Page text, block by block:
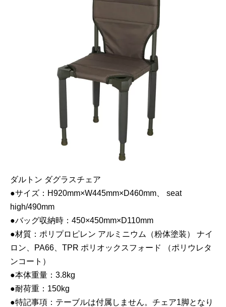
ダルトン ダグラスチェア
●サイズ：H920mm×W445mm×D460mm、 seat
high/490mm
●バッグ収納時：450×450mm×D110mm
●材質：ポリプロピレン アルミニウム（粉体塗装） ナイ
ロン、PA66、TPR ポリオックスフォード （ポリウレタ
ンコート）
●本体重量：3.8kg
●耐荷重：150kg
●特記事項：テーブルは付属しません。チェア1脚となり